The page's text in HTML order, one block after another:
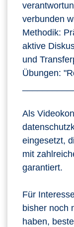
verbunden
Methodik:
aktive
und
Übungen:
Als
eingesetzt,
mit
garantiert.
Für
bisher noch
haben,